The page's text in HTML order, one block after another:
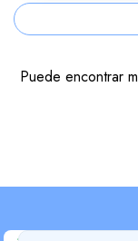
Puede encontrar